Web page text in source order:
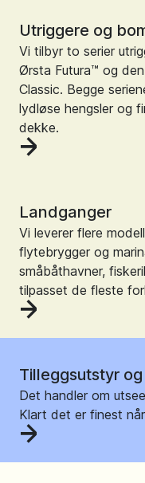
Utriggere og
Vi tilbyr to serier
Ørsta Futura™ og
Classic. Begge
lydløse hengsler og
dekke.
Landganger
Vi leverer flere
flytebrygger og
småbåthavner,
tilpasset de fleste
Tilleggsutstyr
Det handler om
Klart det er finest